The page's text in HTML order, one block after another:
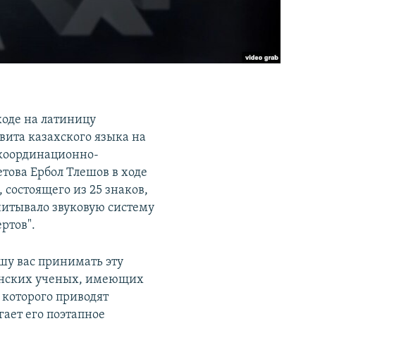
на латиницу
казахского языка на
Ербол Тлешов в ходе
из 25 знаков,
звуковую систему
вас принимать эту
ученых, имеющих
приводят
его поэтапное